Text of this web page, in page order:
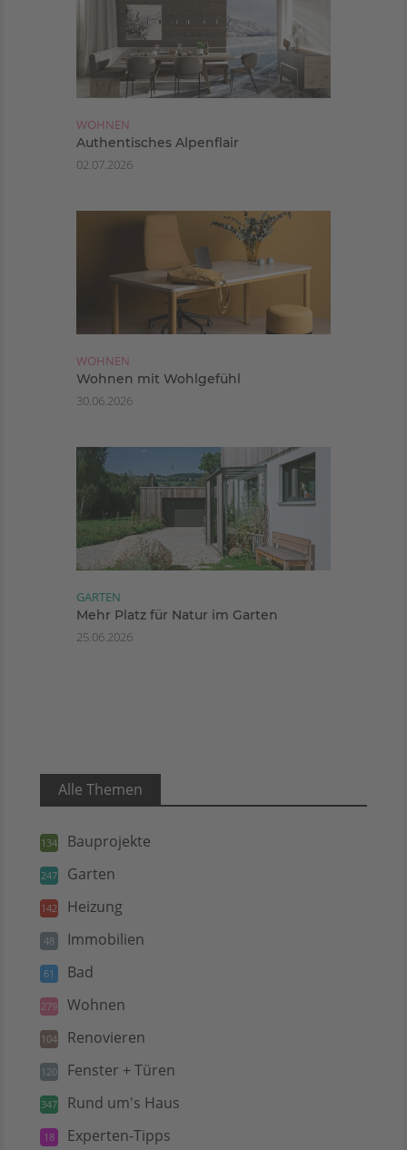
WOHNEN
Authentisches Alpenflair
02.07.2026
WOHNEN
Wohnen mit Wohlgefühl
30.06.2026
GARTEN
Mehr Platz für Natur im Garten
25.06.2026
Alle Themen
134 Bauprojekte
247 Garten
142 Heizung
48 Immobilien
61 Bad
279 Wohnen
104 Renovieren
120 Fenster + Türen
347 Rund um's Haus
18 Experten-Tipps